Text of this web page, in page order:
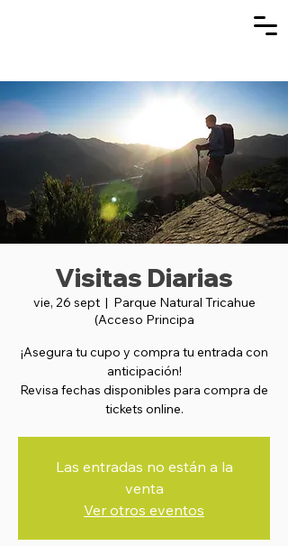
Visitas Diarias
vie, 26 sept
  |
Parque Natural Tricahue
(Acceso Principa
¡Asegura tu cupo y compra tu entrada con
anticipación!
Revisa fechas disponibles para compra de
tickets online.
Las entradas no están a la
venta
Ver otros eventos